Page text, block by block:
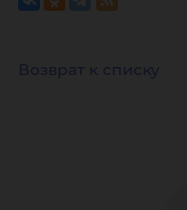
Возврат к списку